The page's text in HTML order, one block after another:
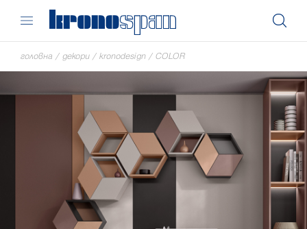
головна / декори / kronodesign / COLOR